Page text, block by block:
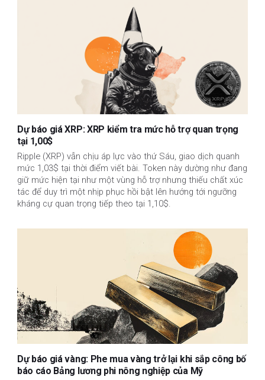
Dự báo giá XRP: XRP kiểm tra mức hỗ trợ quan trọng
tại 1,00$
Ripple (XRP) vẫn chịu áp lực vào thứ Sáu, giao dịch quanh
mức 1,03$ tại thời điểm viết bài. Token này dường như đang
giữ mức hiện tại như một vùng hỗ trợ nhưng thiếu chất xúc
tác để duy trì một nhịp phục hồi bật lên hướng tới ngưỡng
kháng cự quan trọng tiếp theo tại 1,10$.
Dự báo giá vàng: Phe mua vàng trở lại khi sắp công bố
báo cáo Bảng lương phi nông nghiệp của Mỹ